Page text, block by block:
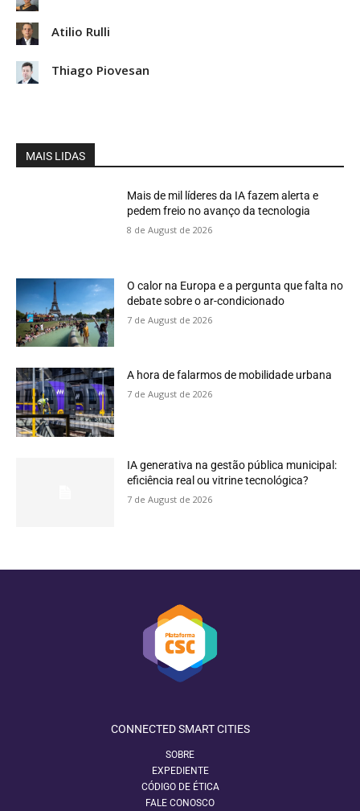
Atilio Rulli
Thiago Piovesan
MAIS LIDAS
Mais de mil líderes da IA fazem alerta e
pedem freio no avanço da tecnologia
8 de August de 2026
O calor na Europa e a pergunta que falta no
debate sobre o ar-condicionado
7 de August de 2026
A hora de falarmos de mobilidade urbana
7 de August de 2026
IA generativa na gestão pública municipal:
eficiência real ou vitrine tecnológica?
7 de August de 2026
CONNECTED SMART CITIES
SOBRE
EXPEDIENTE
CÓDIGO DE ÉTICA
FALE CONOSCO